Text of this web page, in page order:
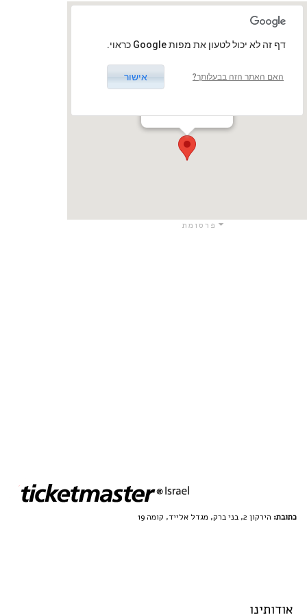
בית יד לבנים אשדוד
‏דף זה לא יכול לטעון את מפות Google כראוי.
האם האתר הזה בבעלותך? אישור
פרסומת
כתובת: הירקון 2, בני ברק, מגדל אלייד, קומה 19
אודותינו